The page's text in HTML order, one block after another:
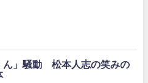
ん」騒動 松本人志の笑みの